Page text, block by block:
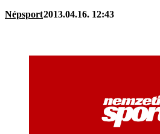
Népsport2013.04.16. 12:43